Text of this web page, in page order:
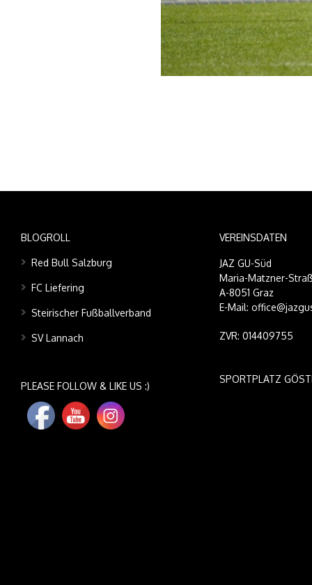
BLOGROLL
Red Bull Salzburg
FC Liefering
Steirischer Fußballverband
SV Lannach
PLEASE FOLLOW & LIKE US :)
VEREINSDATEN
JAZ GU-Süd
Maria-Matzner-
A-8051 Graz
E-Mail:
ZVR: 014409755
SPORTPLATZ